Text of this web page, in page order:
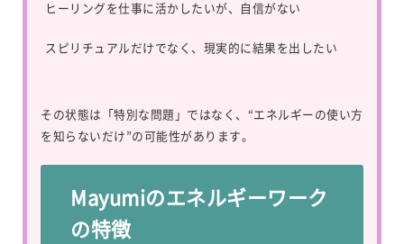
ヒーリングを仕事に活かしたいが、自信がない
スピリチュアルだけでなく、現実的に結果を出したい
その状態は「特別な問題」ではなく、“エネルギーの使い方
を知らないだけ”の可能性があります。
Mayumiのエネルギーワーク
の特徴